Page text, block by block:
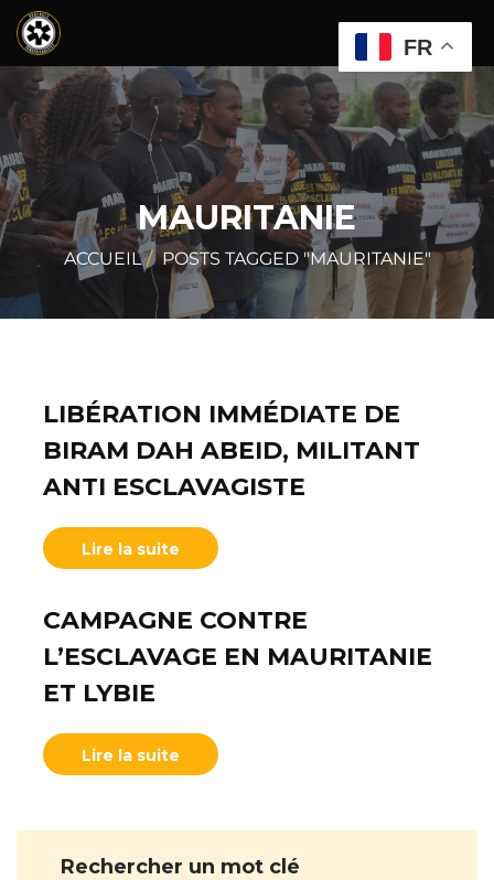
MAURITANIE
ACCUEIL POSTS TAGGED "MAURITANIE"
LIBÉRATION IMMÉDIATE DE
BIRAM DAH ABEID, MILITANT
ANTI ESCLAVAGISTE
Lire la suite
CAMPAGNE CONTRE
L’ESCLAVAGE EN MAURITANIE
ET LYBIE
Lire la suite
Rechercher un mot clé
FR